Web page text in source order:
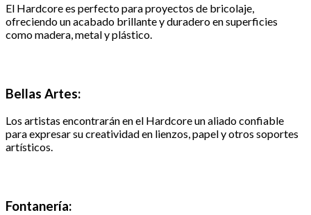
El Hardcore es perfecto para proyectos de bricolaje,
ofreciendo un acabado brillante y duradero en superficies
como madera, metal y plástico.
Bellas Artes:
Los artistas encontrarán en el Hardcore un aliado confiable
para expresar su creatividad en lienzos, papel y otros soportes
artísticos.
Fontanería: